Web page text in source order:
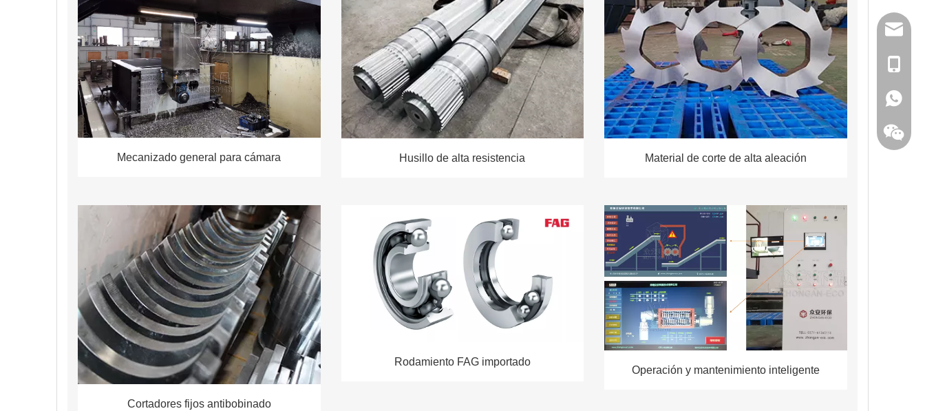
Mecanizado general para cámara Husillo de alta resistencia Material de corte de alta aleación
Cortadores fijos antibobinado
Rodamiento FAG importado
Operación y mantenimiento inteligente
0086